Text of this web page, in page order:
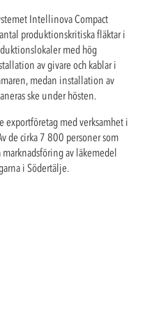
Intellinova Compact
produktionskritiska fläktar i
med hög
av givare och kablar i
medan installation av
ske under hösten.
exportföretag med verksamhet i
de cirka 7 800 personer som
av läkemedel
i Södertälje.